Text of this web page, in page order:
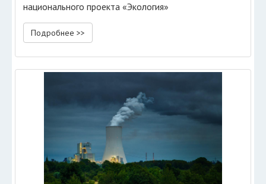
национального проекта «Экология»
Подробнее >>